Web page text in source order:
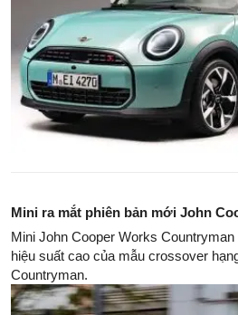
Mini ra mắt phiên bản mới John
Mini John Cooper Works
hiệu suất cao của mẫu crossover
Countryman.